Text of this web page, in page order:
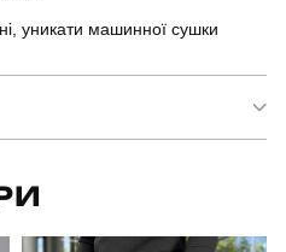
уникати машинної сушки